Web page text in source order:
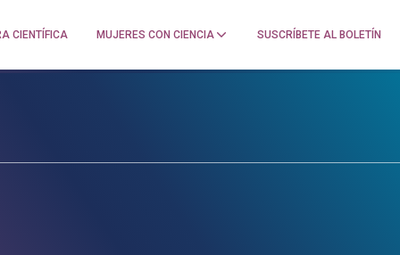
CIENTÍFICA MUJERES CON CIENCIA SUSCRÍBETE AL BOLETÍN